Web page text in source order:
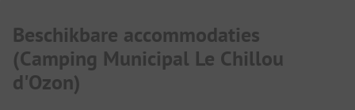
Beschikbare accommodaties
(Camping Municipal Le Chillou
d'Ozon)